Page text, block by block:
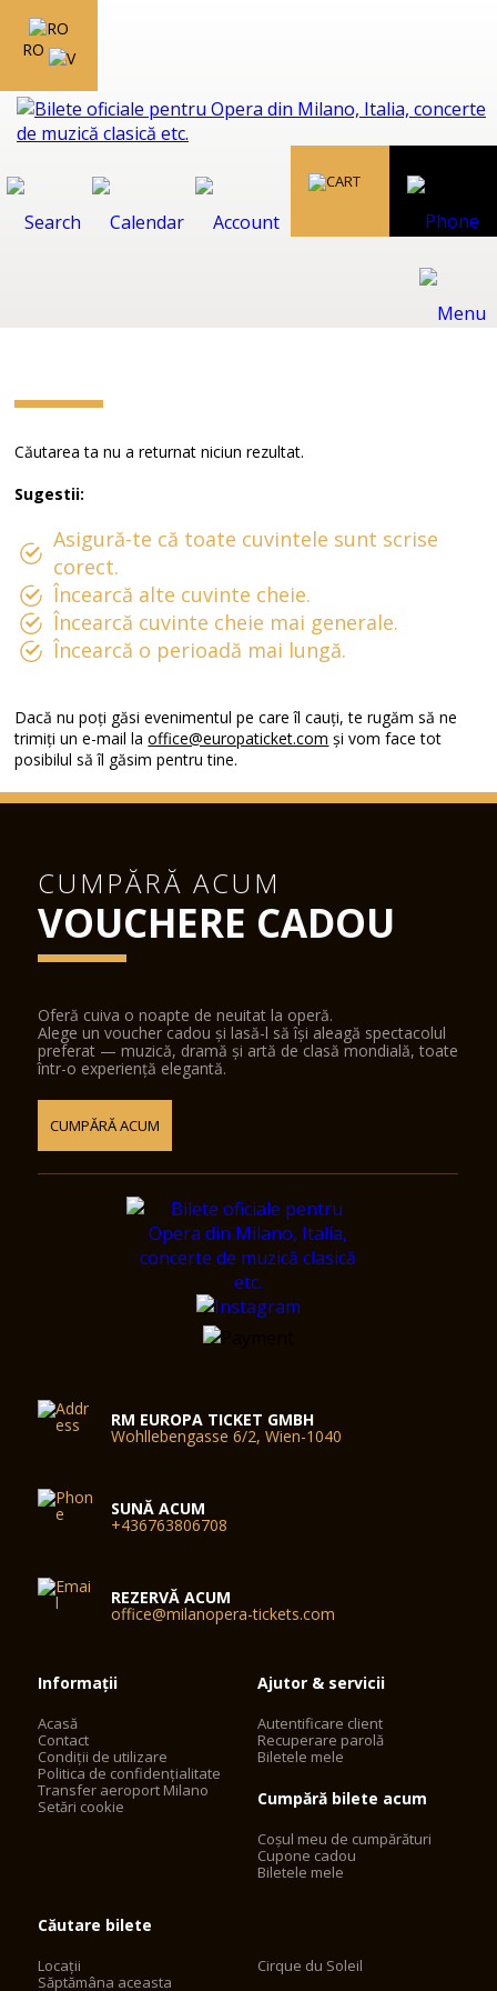
RO
Căutarea ta nu a returnat niciun rezultat.
Sugestii:
Asigură-te că toate cuvintele sunt scrise
corect.
Încearcă alte cuvinte cheie.
Încearcă cuvinte cheie mai generale.
Încearcă o perioadă mai lungă.
Dacă nu poți găsi evenimentul pe care îl cauți, te rugăm să ne
trimiți un e-mail laoffice@europaticket.com și vom face tot
posibilul să îl găsim pentru tine.
CUMPĂRĂ ACUM
VOUCHERE CADOU
Oferă cuiva o noapte de neuitat la operă.
Alege un voucher cadou și lasă-l să își aleagă spectacolul
preferat — muzică, dramă și artă de clasă mondială, toate
într-o experiență elegantă.
CUMPĂRĂ ACUM
RM EUROPA TICKET GMBH
Wohllebengasse 6/2, Wien-1040
SUNĂ ACUM
+436763806708
REZERVĂ ACUM
office@milanopera-tickets.com
Informații
Acasă
Contact
Condiții de utilizare
Politica de confidențialitate
Transfer aeroport Milano
Setări cookie
Ajutor & servicii
Autentificare client
Recuperare parolă
Biletele mele
Cumpără bilete acum
Coșul meu de cumpărături
Cupone cadou
Biletele mele
Căutare bilete
Locații
Săptămâna aceasta
Cirque du Soleil